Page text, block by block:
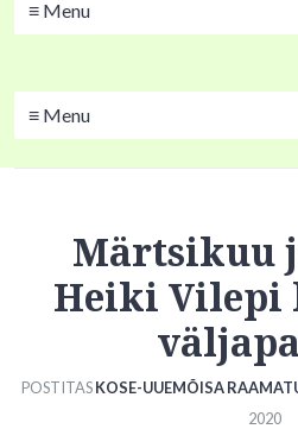
≡ Menu
≡ Menu
Märtsikuu
Heiki Vilepi
POSTITASKOSE-UUEMÕISA
2020